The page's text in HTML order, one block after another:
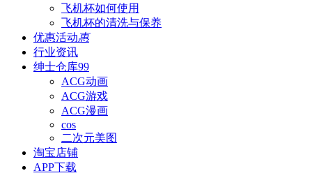
飞机杯如何使用
飞机杯的清洗与保养
优惠活动惠
行业资讯
绅士仓库99
ACG动画
ACG游戏
ACG漫画
cos
二次元美图
淘宝店铺
APP下载